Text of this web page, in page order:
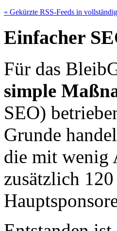
« Gekürzte RSS-Feeds in
Einfacher
Für das
simple
SEO)
Grunde
die mit wenig
zusätzlich